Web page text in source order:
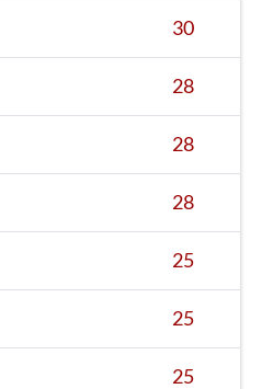
30
28
28
28
25
25
25